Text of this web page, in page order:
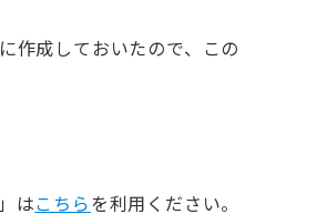
成しておいたので、この
はこちらを利用ください。